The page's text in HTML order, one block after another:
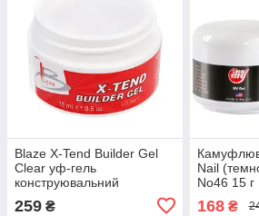
Blaze X-Tend Builder Gel
Clear уф-гель
конструювальний
259 ₴
Nail
No46 15 г
168₴